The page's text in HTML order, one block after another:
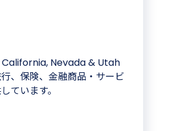
Nevada & Utah
、保険、金融商品・サービ
ています。